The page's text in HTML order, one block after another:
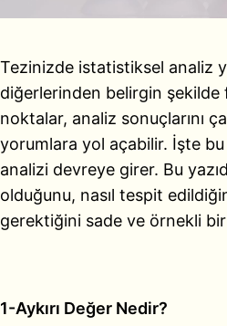
Tezinizde istatistiksel analiz
diğerlerinden belirgin şekilde
noktalar, analiz sonuçlarını
yorumlara yol açabilir. İşte bu
analizi devreye girer. Bu
olduğunu, nasıl tespit
gerektiğini sade ve örnekli bir
1-Aykırı Değer Nedir?